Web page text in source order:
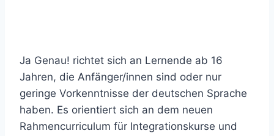
Ja Genau! richtet sich an Lernende ab 16
Jahren, die Anfänger/innen sind oder nur
geringe Vorkenntnisse der deutschen Sprache
haben. Es orientiert sich an dem neuen
Rahmencurriculum für Integrationskurse und